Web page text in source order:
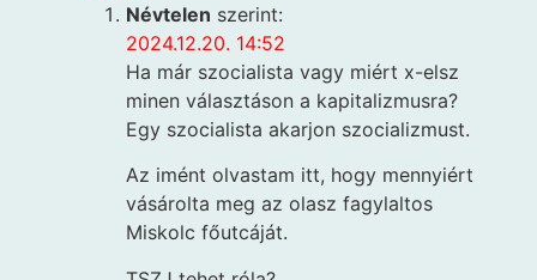
Névtelen szerint:
2024.12.20. 14:52
Ha már szocialista vagy miért x-elsz
minen választáson a kapitalizmusra?
Egy szocialista akarjon szocializmust.
Az imént olvastam itt, hogy mennyiért
vásárolta meg az olasz fagylaltos
Miskolc főutcáját.